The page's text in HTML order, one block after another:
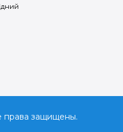
права защищены.